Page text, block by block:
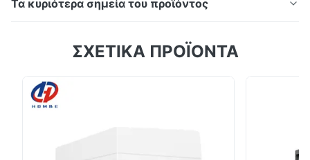
Τα κυριότερα σημεία του προϊόντος
Τεχνική TK6513 SIEMENS 5 Άξονες Οριζόντια
σε σχήμα Τ, μονή στήλη και πλάγια ανάρτηση της
κεφαλής.η στήλη είναι στερεωμένη σε άμαξα και
ΣΧΕΤΙΚΑ ΠΡΟΪΟΝΤΑ